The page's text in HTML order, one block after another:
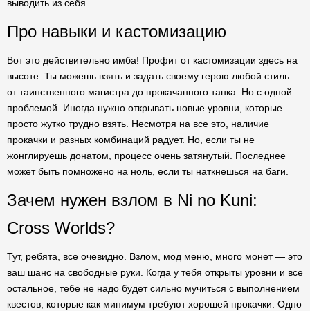
выводить из себя.
Про навыки и кастомизацию
Вот это действительно имба! Профит от кастомизации здесь на
высоте. Ты можешь взять и задать своему герою любой стиль —
от таинственного магистра до прокачанного танка. Но с одной
проблемой. Иногда нужно открывать новые уровни, которые
просто жутко трудно взять. Несмотря на все это, наличие
прокачки и разных комбинаций радует. Но, если ты не
жонглируешь донатом, процесс очень затянутый. Последнее
может быть помножено на ноль, если ты наткнешься на баги.
Зачем нужен взлом в Ni no Kuni:
Cross Worlds?
Тут, ребята, все очевидно. Взлом, мод меню, много монет — это
ваш шанс на свободные руки. Когда у тебя открыты уровни и все
остальное, тебе не надо будет сильно мучиться с выполнением
квестов, которые как минимум требуют хорошей прокачки. Одно